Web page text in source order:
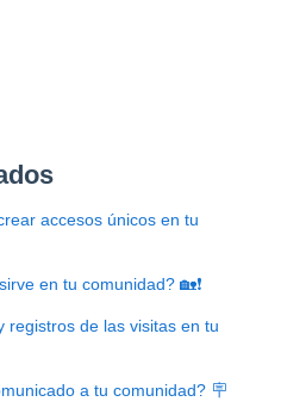
accesos únicos en tu
en tu comunidad? 🏡❗
registros de las visitas en tu
a tu comunidad? 🪧